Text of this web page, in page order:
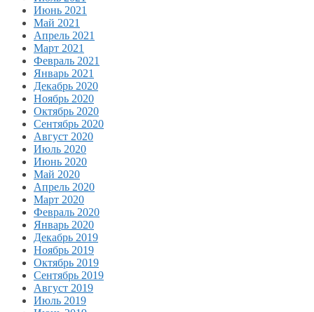
Июнь 2021
Май 2021
Апрель 2021
Март 2021
Февраль 2021
Январь 2021
Декабрь 2020
Ноябрь 2020
Октябрь 2020
Сентябрь 2020
Август 2020
Июль 2020
Июнь 2020
Май 2020
Апрель 2020
Март 2020
Февраль 2020
Январь 2020
Декабрь 2019
Ноябрь 2019
Октябрь 2019
Сентябрь 2019
Август 2019
Июль 2019